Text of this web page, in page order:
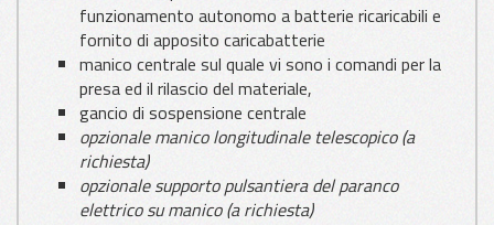
funzionamento autonomo a batterie ricaricabili e
fornito di apposito caricabatterie
manico centrale sul quale vi sono i comandi per la
presa ed il rilascio del materiale,
gancio di sospensione centrale
opzionale manico longitudinale telescopico (a
richiesta)
opzionale supporto pulsantiera del paranco
elettrico su manico (a richiesta)